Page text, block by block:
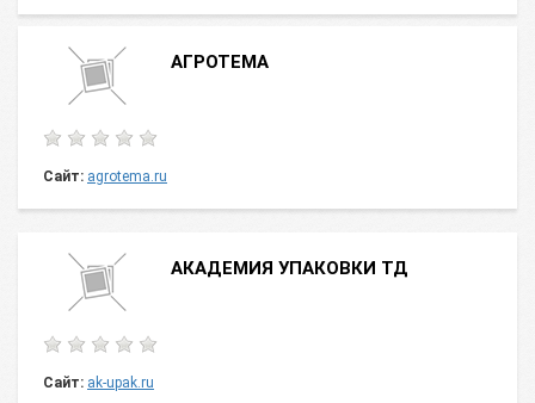
АГРОТЕМА
Сайт: agrotema.ru
АКАДЕМИЯ УПАКОВКИ ТД
Сайт: ak-upak.ru